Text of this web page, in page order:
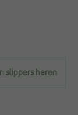
slippers heren